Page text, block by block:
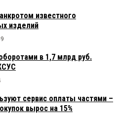
известного
изделий
в 1,7 млрд руб.
сервис оплаты частями –
вырос на 15%